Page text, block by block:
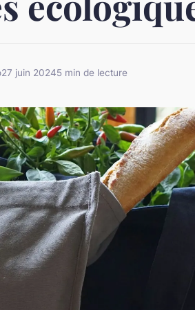
27 juin 20245 min de lecture